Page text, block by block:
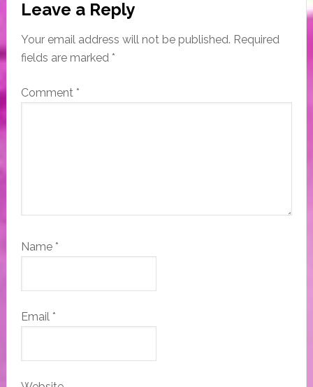
Interactions
Leave a Reply
Your email address will not be published. Required
fields are marked *
Comment *
Name *
Email *